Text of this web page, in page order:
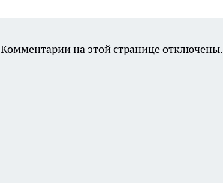
Комментарии на этой странице отключены.